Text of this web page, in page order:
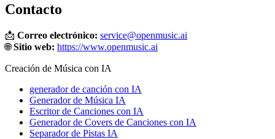
Contacto
📩 Correo electrónico: service@openmusic.ai
🌐Sitio web: https://www.openmusic.ai
Creación de Música con IA
generador de canción con IA
Generador de Música IA
Escritor de Canciones con IA
Generador de Covers de Canciones con IA
Separador de Pistas IA